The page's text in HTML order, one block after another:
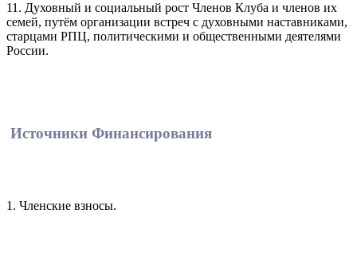
11. Духовный и социальный рост Членов Клуба и членов их
семей, путём организации встреч с духовными наставниками,
старцами РПЦ, политическими и общественными деятелями
России.
Источники Финансирования
1. Членские взносы.